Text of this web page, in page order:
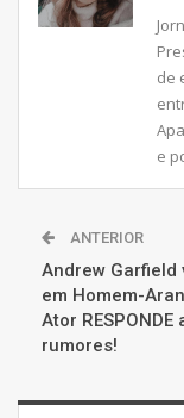
de
e
ANTERIOR
Andrew Garfield
em Homem-
Ator RESPONDE
rumores!